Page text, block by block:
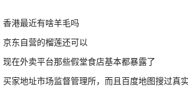
香港最近有啥羊毛吗
京东自营的榴莲还可以
现在外卖平台那些假堂食店基本都暴露了
买家地址市场监督管理所，而且百度地图搜过真